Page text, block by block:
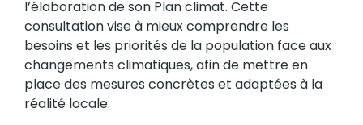
l’élaboration de son Plan climat. Cette
consultation vise à mieux comprendre les
besoins et les priorités de la population face aux
changements climatiques, afin de mettre en
place des mesures concrètes et adaptées à la
réalité locale.